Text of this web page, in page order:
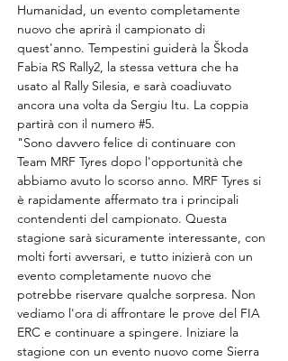
Humanidad, un evento completamente
nuovo che aprirà il campionato di
quest'anno. Tempestini guiderà la Škoda
Fabia RS Rally2, la stessa vettura che ha
usato al Rally Silesia, e sarà coadiuvato
ancora una volta da Sergiu Itu. La coppia
partirà con il numero #5.
"Sono davvero felice di continuare con
Team MRF Tyres dopo l'opportunità che
abbiamo avuto lo scorso anno. MRF Tyres si
è rapidamente affermato tra i principali
contendenti del campionato. Questa
stagione sarà sicuramente interessante, con
molti forti avversari, e tutto inizierà con un
evento completamente nuovo che
potrebbe riservare qualche sorpresa. Non
vediamo l'ora di affrontare le prove del FIA
ERC e continuare a spingere. Iniziare la
stagione con un evento nuovo come Sierra